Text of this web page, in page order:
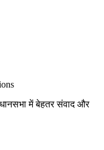
में बेहतर संवाद और